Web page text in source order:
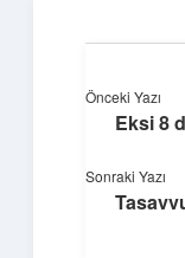
Önceki Yazı
Eksi 8
Sonraki Yazı